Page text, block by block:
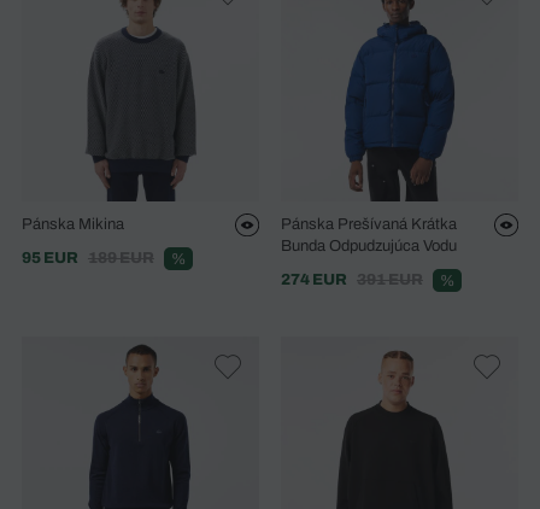
Pánska Mikina
95 EUR
189 EUR %
Pánska Prešívaná Krátka
Bunda Odpudzujúca Vodu
274 EUR
391 EUR %